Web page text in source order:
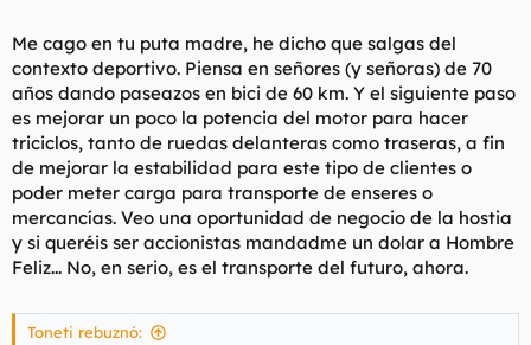
Me cago en tu puta madre, he dicho que salgas del
contexto deportivo. Piensa en señores (y señoras) de 70
años dando paseazos en bici de 60 km. Y el siguiente paso
es mejorar un poco la potencia del motor para hacer
triciclos, tanto de ruedas delanteras como traseras, a fin
de mejorar la estabilidad para este tipo de clientes o
poder meter carga para transporte de enseres o
mercancías. Veo una oportunidad de negocio de la hostia
y si queréis ser accionistas mandadme un dolar a Hombre
Feliz... No, en serio, es el transporte del futuro, ahora.
Toneti rebuznó: